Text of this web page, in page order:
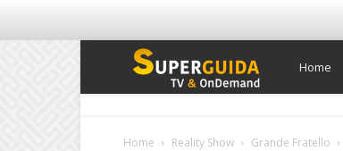
Super
Home
Home Reality Show Grande Fratello